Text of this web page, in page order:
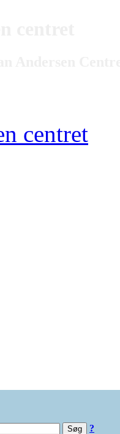
centret
?